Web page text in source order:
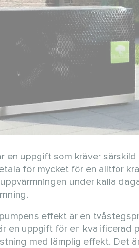
en uppgift som kräver
för mycket för en alltför
under kalla
effekt är en
en uppgift för en kvalificerad
med lämplig effekt. Det